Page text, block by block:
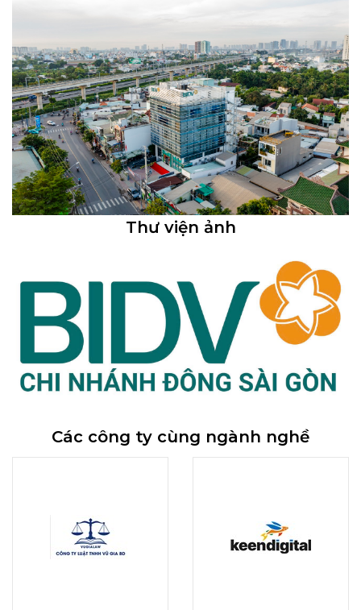
Thư viện ảnh
Các công ty cùng ngành nghề